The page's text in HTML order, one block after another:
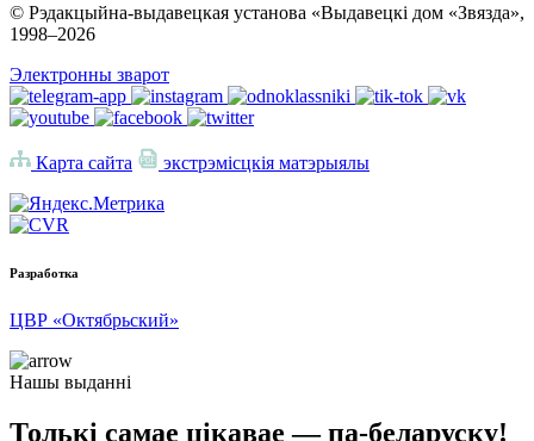
© Рэдакцыйна-выдавецкая установа «Выдавецкі дом «Звязда»,
1998–2026
Электронны зварот
Карта сайта экстрэмісцкія матэрыялы
Разработка
ЦВР «Октябрьский»
Нашы выданні
Толькі самае цікавае — па-беларуску!